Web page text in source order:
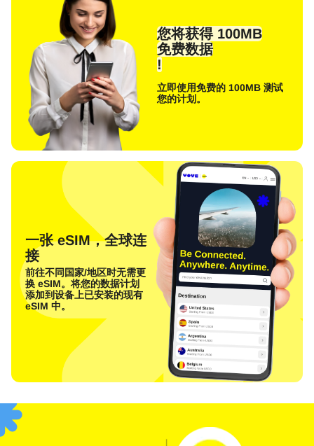
您将获得 100MB
免费数据
!
立即使用免费的 100MB 测试
您的计划。
一张 eSIM，全球连
接
前往不同国家/地区时无需更
换 eSIM。将您的数据计划
添加到设备上已安装的现有
eSIM 中。